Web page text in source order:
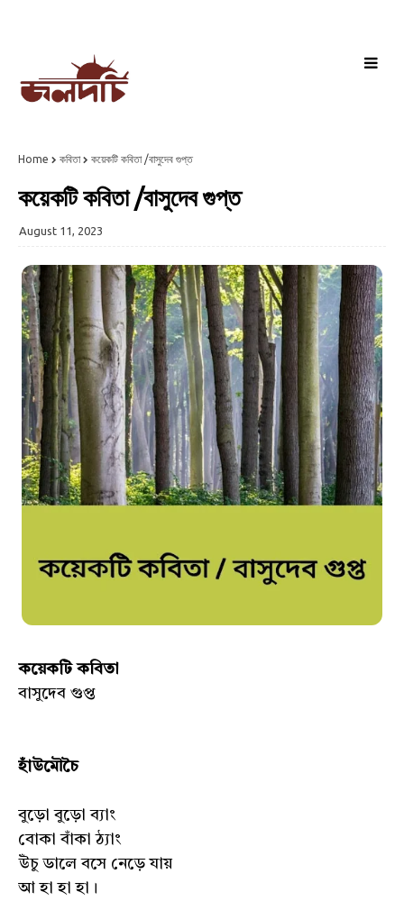
Home কবিতা কয়েকটি কবিতা /বাসুদেব গুপ্ত
কয়েকটি কবিতা /বাসুদেব গুপ্ত
August 11, 2023
কয়েকটি কবিতা
বাসুদেব গুপ্ত
হাঁউমৌচৈ
বুড়ো বুড়ো ব্যাং
বোকা বাঁকা ঠ্যাং
উঁচু ডালে বসে নেড়ে যায়
আ হা হা হা।